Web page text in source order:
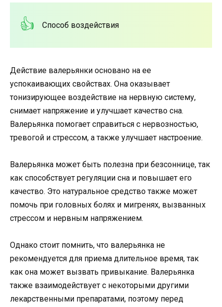
Способ воздействия
Действие валерьянки основано на ее
успокаивающих свойствах. Она оказывает
тонизирующее воздействие на нервную систему,
снимает напряжение и улучшает качество сна.
Валерьянка помогает справиться с нервозностью,
тревогой и стрессом, а также улучшает настроение.
Валерьянка может быть полезна при безсоннице, так
как способствует регуляции сна и повышает его
качество. Это натуральное средство также может
помочь при головных болях и мигренях, вызванных
стрессом и нервным напряжением.
Однако стоит помнить, что валерьянка не
рекомендуется для приема длительное время, так
как она может вызвать привыкание. Валерьянка
также взаимодействует с некоторыми другими
лекарственными препаратами, поэтому перед